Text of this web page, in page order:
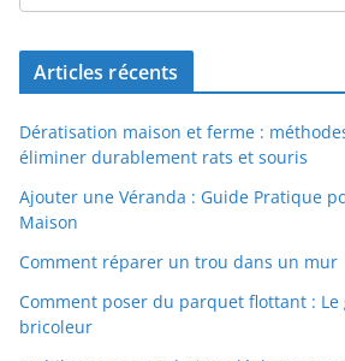
Articles récents
Dératisation maison et ferme :
éliminer durablement rats et souris
Ajouter une Véranda : Guide Pratique
Maison
Comment réparer un trou dans un mur
Comment poser du parquet flottant :
bricoleur